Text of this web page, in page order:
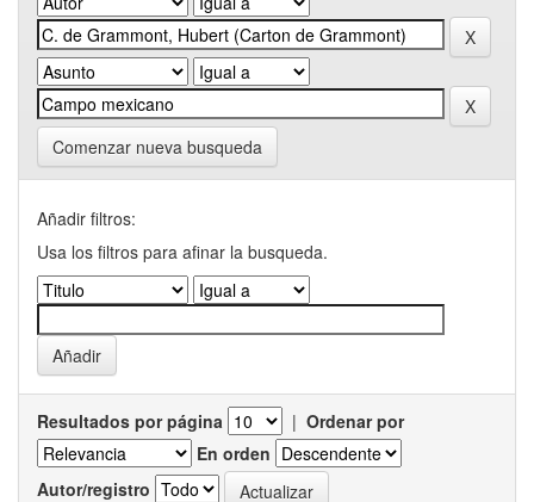
Comenzar nueva busqueda
Añadir filtros:
Usa los filtros para afinar la busqueda.
Resultados por página | Ordenar por
En orden
Autor/registro